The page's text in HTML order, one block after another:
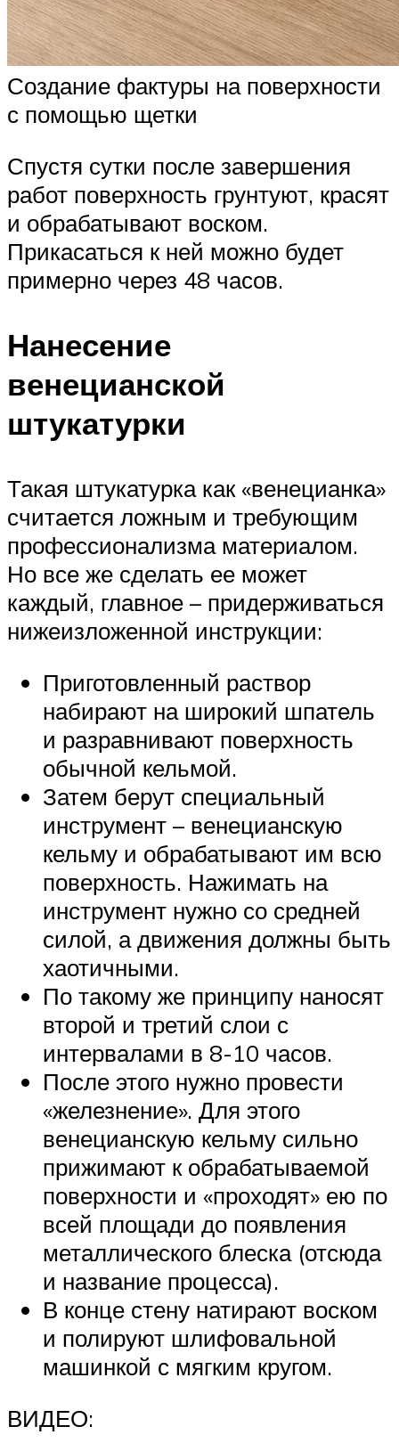
Создание фактуры на поверхности
с помощью щетки
Спустя сутки после завершения
работ поверхность грунтуют, красят
и обрабатывают воском.
Прикасаться к ней можно будет
примерно через 48 часов.
Нанесение
венецианской
штукатурки
Такая штукатурка как «венецианка»
считается ложным и требующим
профессионализма материалом.
Но все же сделать ее может
каждый, главное – придерживаться
нижеизложенной инструкции:
Приготовленный раствор
набирают на широкий шпатель
и разравнивают поверхность
обычной кельмой.
Затем берут специальный
инструмент – венецианскую
кельму и обрабатывают им всю
поверхность. Нажимать на
инструмент нужно со средней
силой, а движения должны быть
хаотичными.
По такому же принципу наносят
второй и третий слои с
интервалами в 8-10 часов.
После этого нужно провести
«железнение». Для этого
венецианскую кельму сильно
прижимают к обрабатываемой
поверхности и «проходят» ею по
всей площади до появления
металлического блеска (отсюда
и название процесса).
В конце стену натирают воском
и полируют шлифовальной
машинкой с мягким кругом.
ВИДЕО: